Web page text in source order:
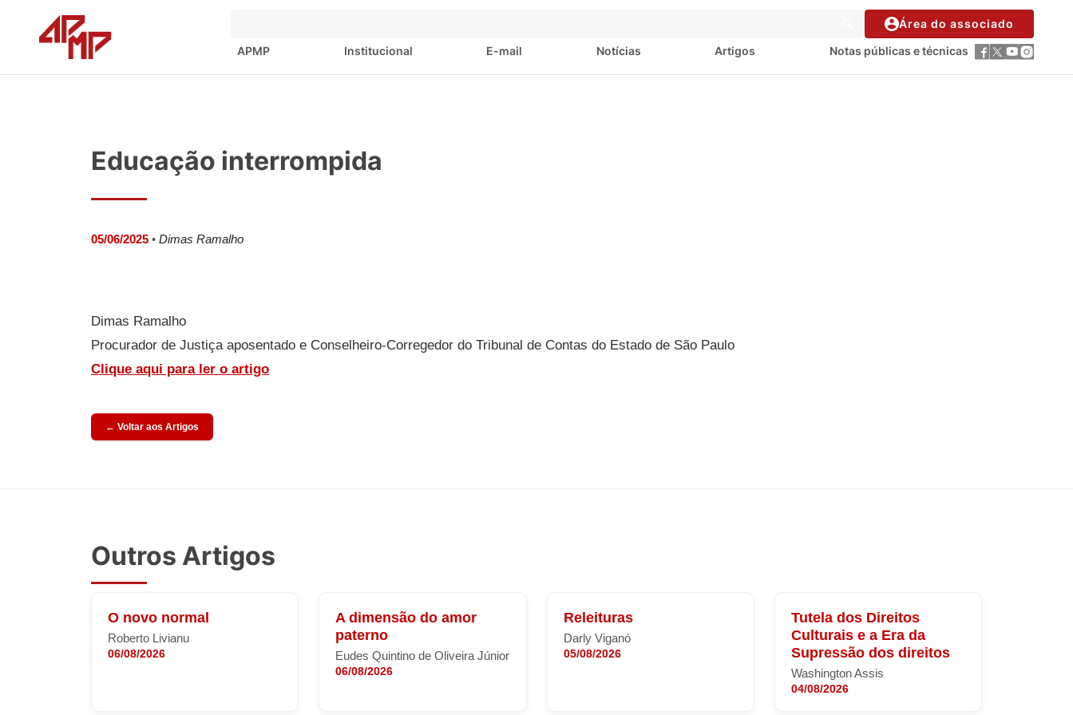
Área do associado
APMP
Institucional E-mail Notícias Artigos Notas públicas e técnicas
Educação interrompida
05/06/2025 • Dimas Ramalho
Dimas Ramalho
Procurador de Justiça aposentado e Conselheiro-Corregedor do Tribunal de Contas do Estado de São Paulo
Clique aqui para ler o artigo
← Voltar aos Artigos
Outros Artigos
O novo normal
Roberto Livianu
06/08/2026
A dimensão do amor
paterno
Eudes Quintino de Oliveira Júnior
06/08/2026
Releituras
Darly Viganó
05/08/2026
Tutela dos Direitos
Culturais e a Era da
Supressão dos direitos
Washington Assis
04/08/2026